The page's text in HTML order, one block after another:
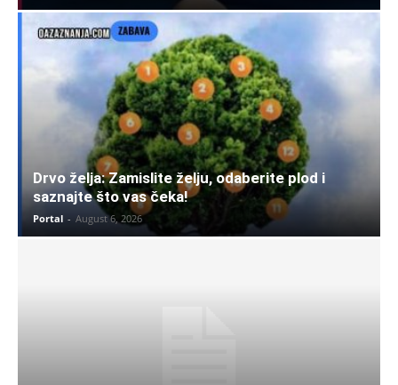
Drvo želja: Zamislite želju, odaberite plod i
saznajte što vas čeka!
Portal - August 6, 2026